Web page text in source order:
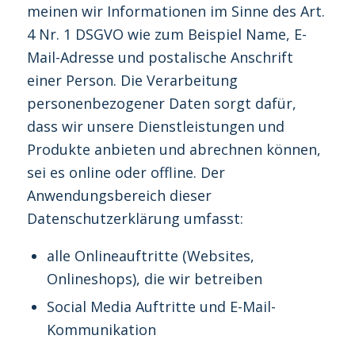
meinen wir Informationen im Sinne des Art.
4 Nr. 1 DSGVO wie zum Beispiel Name, E-
Mail-Adresse und postalische Anschrift
einer Person. Die Verarbeitung
personenbezogener Daten sorgt dafür,
dass wir unsere Dienstleistungen und
Produkte anbieten und abrechnen können,
sei es online oder offline. Der
Anwendungsbereich dieser
Datenschutzerklärung umfasst:
alle Onlineauftritte (Websites,
Onlineshops), die wir betreiben
Social Media Auftritte und E-Mail-
Kommunikation